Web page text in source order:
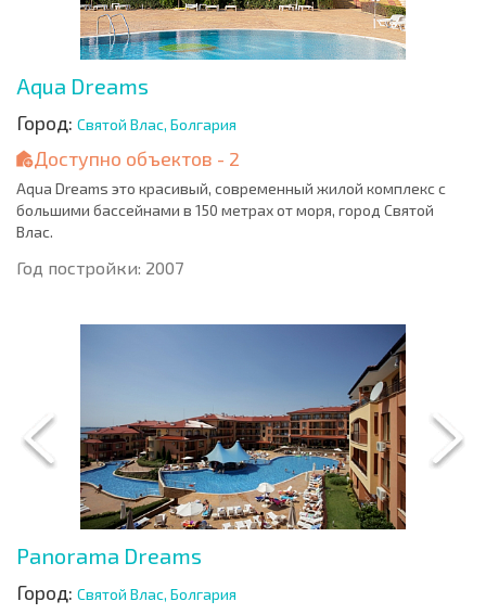
Aqua Dreams
Город: Святой Влас, Болгария
Доступно объектов - 2
Aqua Dreams это красивый, современный жилой комплекс с
большими бассейнами в 150 метрах от моря, город Святой
Влас.
Год постройки: 2007
Panorama Dreams
Город: Святой Влас, Болгария